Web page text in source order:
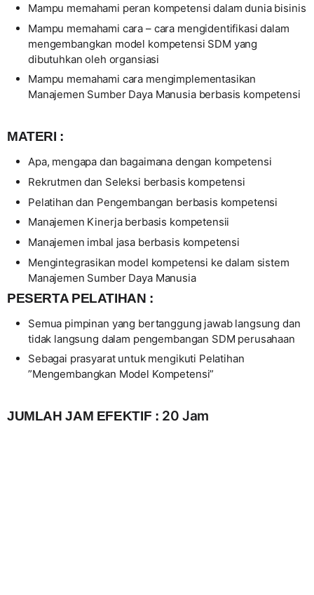
Mampu memahami peran kompetensi dalam dunia bisinis
Mampu memahami cara – cara mengidentifikasi dalam
mengembangkan model kompetensi SDM yang
dibutuhkan oleh organsiasi
Mampu memahami cara mengimplementasikan
Manajemen Sumber Daya Manusia berbasis kompetensi
MATERI :
Apa, mengapa dan bagaimana dengan kompetensi
Rekrutmen dan Seleksi berbasis kompetensi
Pelatihan dan Pengembangan berbasis kompetensi
Manajemen Kinerja berbasis kompetensii
Manajemen imbal jasa berbasis kompetensi
Mengintegrasikan model kompetensi ke dalam sistem
Manajemen Sumber Daya Manusia
PESERTA PELATIHAN :
Semua pimpinan yang bertanggung jawab langsung dan
tidak langsung dalam pengembangan SDM perusahaan
Sebagai prasyarat untuk mengikuti Pelatihan
”Mengembangkan Model Kompetensi”
JUMLAH JAM EFEKTIF : 20 Jam